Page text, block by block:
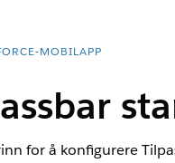
MOBILAPP
for å konfigurere